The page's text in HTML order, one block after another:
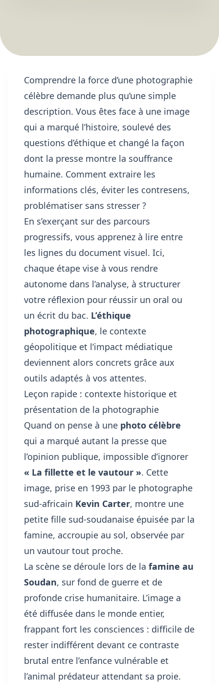
Comprendre la force d’une photographie
célèbre demande plus qu’une simple
description. Vous êtes face à une image
qui a marqué l’histoire, soulevé des
questions d’éthique et changé la façon
dont la presse montre la souffrance
humaine. Comment extraire les
informations clés, éviter les contresens,
problématiser sans stresser ?
En s’exerçant sur des parcours
progressifs, vous apprenez à lire entre
les lignes du document visuel. Ici,
chaque étape vise à vous rendre
autonome dans l’analyse, à structurer
votre réflexion pour réussir un oral ou
un écrit du bac. L’éthique
photographique, le contexte
géopolitique et l’impact médiatique
deviennent alors concrets grâce aux
outils adaptés à vos attentes.
Leçon rapide : contexte historique et
présentation de la photographie
Quand on pense à une photo célèbre
qui a marqué autant la presse que
l’opinion publique, impossible d’ignorer
« La fillette et le vautour ». Cette
image, prise en 1993 par le photographe
sud-africain Kevin Carter, montre une
petite fille sud-soudanaise épuisée par la
famine, accroupie au sol, observée par
un vautour tout proche.
La scène se déroule lors de la famine au
Soudan, sur fond de guerre et de
profonde crise humanitaire. L’image a
été diffusée dans le monde entier,
frappant fort les consciences : difficile de
rester indifférent devant ce contraste
brutal entre l’enfance vulnérable et
l’animal prédateur attendant sa proie.